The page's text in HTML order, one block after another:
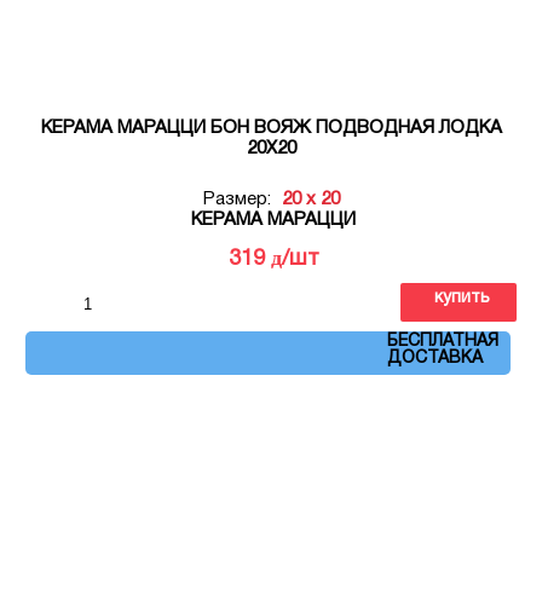
КЕРАМА МАРАЦЦИ БОН ВОЯЖ ПОДВОДНАЯ ЛОДКА
20Х20
Размер:
20 x 20
КЕРАМА МАРАЦЦИ
319 д/шт
БЕСПЛАТНАЯ
ДОСТАВКА
купить